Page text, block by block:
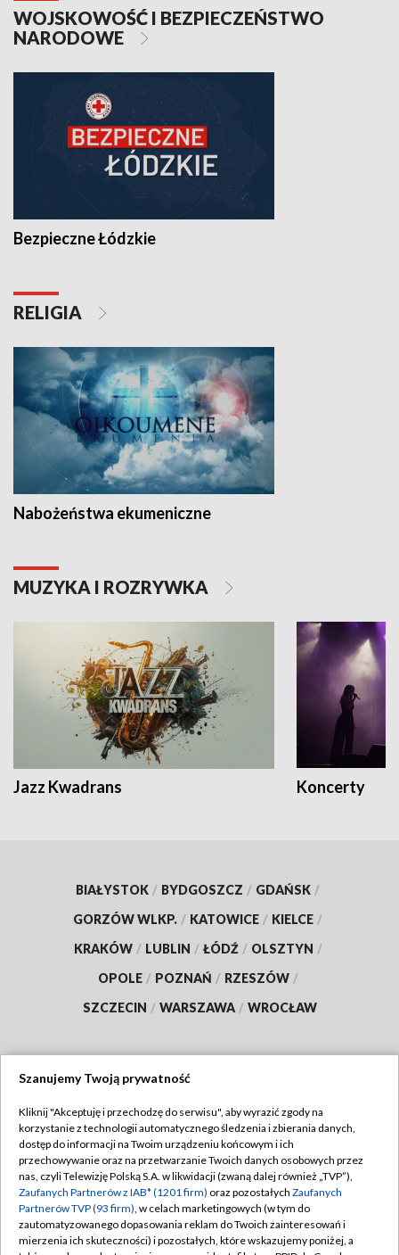
WOJSKOWOŚĆ I BEZPIECZEŃSTWO
NARODOWE
Bezpieczne Łódzkie
RELIGIA
Nabożeństwa ekumeniczne
MUZYKA I ROZRYWKA
Jazz Kwadrans Koncerty
BIAŁYSTOK / BYDGOSZCZ / GDAŃSK /
GORZÓW WLKP. / KATOWICE / KIELCE /
KRAKÓW / LUBLIN / ŁÓDŹ / OLSZTYN /
OPOLE / POZNAŃ / RZESZÓW /
SZCZECIN / WARSZAWA / WROCŁAW
TVP
Abonament TVP
Emisja w TVP
Centrum informacji TVP
Naziemna Telewizja Cyfrowa
Regulamin TVP
Polityka prywatności
Moje zgody
Pomoc
Szanujemy Twoją prywatność
Kliknij "Akceptuję i przechodzę do serwisu", aby wyrazić zgody na
korzystanie z technologii automatycznego śledzenia i zbierania danych,
dostęp do informacji na Twoim urządzeniu końcowym i ich
przechowywanie oraz na przetwarzanie Twoich danych osobowych przez
nas, czyli Telewizję Polską S.A. w likwidacji (zwaną dalej również „TVP”),
Zaufanych Partnerów z IAB* (1201 firm) oraz pozostałych Zaufanych
Partnerów TVP (93 firm), w celach marketingowych (w tym do
zautomatyzowanego dopasowania reklam do Twoich zainteresowań i
mierzenia ich skuteczności) i pozostałych, które wskazujemy poniżej, a